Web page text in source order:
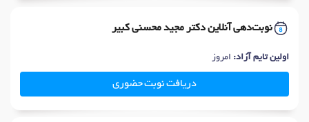
نوبت‌دهی آنلاین دکتر مجید محسنی کبیر
اولین تایم آزاد: امروز
دریافت نوبت حضوری